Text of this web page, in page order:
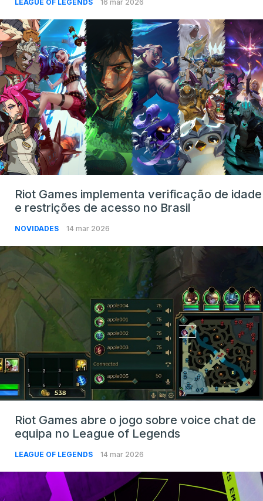
LEAGUE OF LEGENDS 16 mar 2026
Riot Games implementa verificação de idade
e restrições de acesso no Brasil
NOVIDADES 14 mar 2026
Riot Games abre o jogo sobre voice chat de
equipa no League of Legends
LEAGUE OF LEGENDS 14 mar 2026